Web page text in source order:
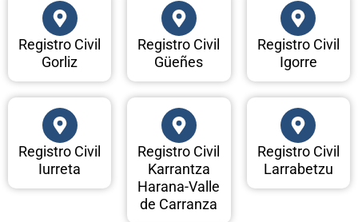
Registro Civil
Gorliz
Registro Civil
Güeñes
Registro Civil
Igorre
Registro Civil
Iurreta
Registro Civil
Karrantza
Harana-Valle
de Carranza
Registro Civil
Larrabetzu